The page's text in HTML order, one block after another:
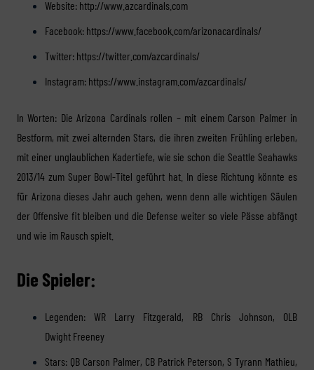
Website: http://www.azcardinals.com
Facebook: https://www.facebook.com/arizonacardinals/
Twitter: https://twitter.com/azcardinals/
Instagram: https://www.instagram.com/azcardinals/
In Worten: Die Arizona Cardinals rollen – mit einem Carson Palmer in
Bestform, mit zwei alternden Stars, die ihren zweiten Frühling erleben,
mit einer unglaublichen Kadertiefe, wie sie schon die Seattle Seahawks
2013/14 zum Super Bowl-Titel geführt hat. In diese Richtung könnte es
für Arizona dieses Jahr auch gehen, wenn denn alle wichtigen Säulen
der Offensive fit bleiben und die Defense weiter so viele Pässe abfängt
und wie im Rausch spielt.
Die Spieler:
Legenden: WR Larry Fitzgerald, RB Chris Johnson, OLB
Dwight Freeney
Stars: QB Carson Palmer, CB Patrick Peterson, S Tyrann Mathieu,